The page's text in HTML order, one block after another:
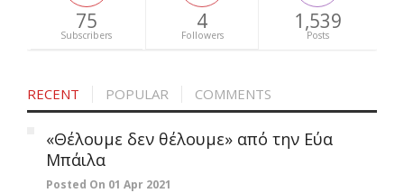
75
Subscribers
4
Followers
1,539
Posts
RECENT POPULAR COMMENTS
«Θέλουμε δεν θέλουμε» από την Εύα
Μπάιλα
Posted On 01 Apr 2021